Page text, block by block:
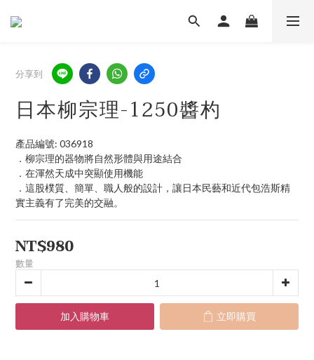
分享到
日本柳宗理-1250醬杓
產品編號: 036918
．柳宗理的器物將自然形體與用途結合
．在渾然天成中突顯使用機能
．這股樸質、簡單、職人般的設計，讓日本民藝和近代包浩斯精
實主義有了完美的交融。
NT$980
數量
加入購物車 立即購買